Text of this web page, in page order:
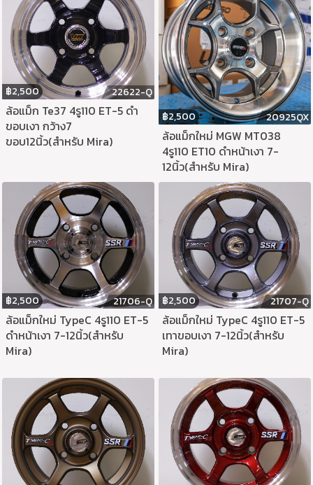
฿2,500 22622-Q
ล้อแม็ก Te37 4รู110 ET-5 ดำ
ขอบเงา กว้าง7
ขอบ12นิ้ว(สำหรับ Mira)
฿2,500 20925QX
ล้อแม็กใหม่ MGW MT038
4รู110 ET10 ดำหน้าเงา 7-
12นิ้ว(สำหรับ Mira)
฿2,500 21706-Q
ล้อแม็กใหม่ TypeC 4รู110 ET-5
ดำหน้าเงา 7-12นิ้ว(สำหรับ
Mira)
฿2,500 21707-Q
ล้อแม็กใหม่ TypeC 4รู110 ET-5
เทาขอบเงา 7-12นิ้ว(สำหรับ
Mira)